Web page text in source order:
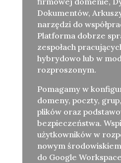
Dokumentów,
narzędzi do
Platforma dobrze
zespołach
hybrydowo lub w
rozproszonym.
Pomagamy w
domeny, poczty,
plików oraz
bezpieczeństwa.
użytkowników w
nowym
do Google